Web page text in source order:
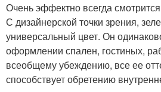
Очень эффектно всегда
С дизайнерской точки зрения,
универсальный цвет. Он
оформлении спален, гостиных,
всеобщему убеждению, все ее
способствует обретению